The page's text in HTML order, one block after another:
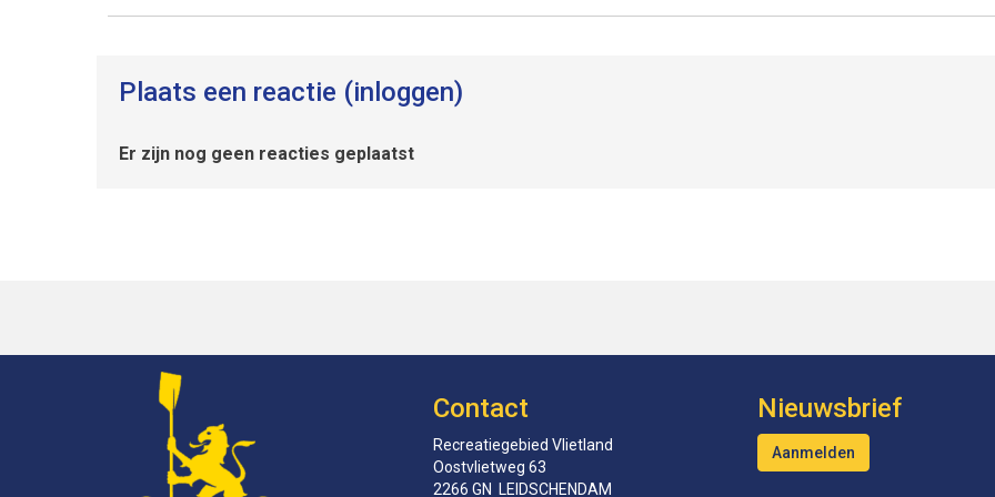
Plaats een reactie (inloggen)
Er zijn nog geen reacties geplaatst
Contact
Recreatiegebied Vlietland
Oostvlietweg 63
2266 GN LEIDSCHENDAM
Nieuwsbrief
Aanmelden